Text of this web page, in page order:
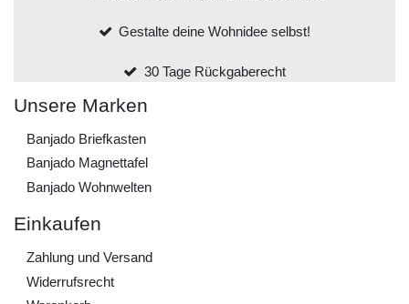
Gestalte deine Wohnidee selbst!
30 Tage Rückgaberecht
Unsere Marken
Banjado Briefkasten
Banjado Magnettafel
Banjado Wohnwelten
Einkaufen
Zahlung und Versand
Widerrufs­recht